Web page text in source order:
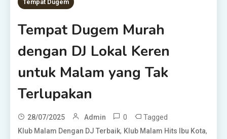
Tempat Dugem
Tempat Dugem Murah
dengan DJ Lokal Keren
untuk Malam yang Tak
Terlupakan
28/07/2025 Admin 0 Tagged
Klub Malam Dengan DJ Terbaik, Klub Malam Hits Ibu Kota,